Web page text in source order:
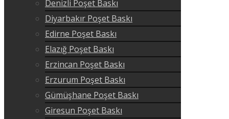
Denizli Poşet Baskı
Diyarbakır Poşet Baskı
Edirne Poşet Baskı
Elazığ Poşet Baskı
Erzincan Poşet Baskı
Erzurum Poşet Baskı
Gümüşhane Poşet Baskı
Giresun Poşet Baskı